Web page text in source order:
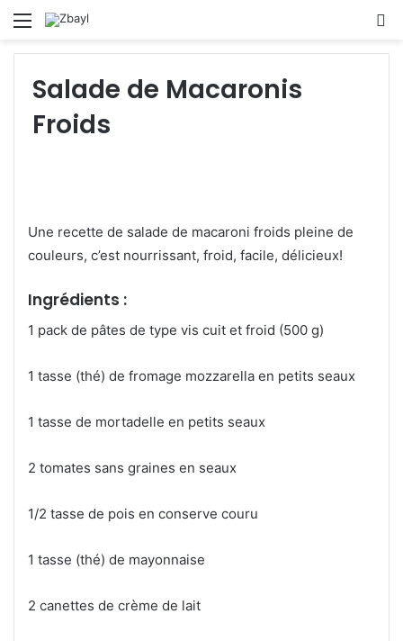
Menu
Salade de Macaronis
Froids
Une recette de salade de macaroni froids pleine de
couleurs, c’est nourrissant, froid, facile, délicieux!
Ingrédients :
1 pack de pâtes de type vis cuit et froid (500 g)
1 tasse (thé) de fromage mozzarella en petits seaux
1 tasse de mortadelle en petits seaux
2 tomates sans graines en seaux
1/2 tasse de pois en conserve couru
1 tasse (thé) de mayonnaise
2 canettes de crème de lait